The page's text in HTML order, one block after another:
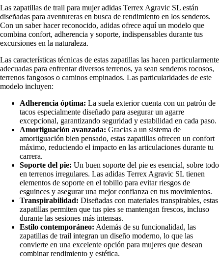
Las zapatillas de trail para mujer adidas Terrex Agravic SL están
diseñadas para aventureras en busca de rendimiento en los senderos.
Con un saber hacer reconocido, adidas ofrece aquí un modelo que
combina confort, adherencia y soporte, indispensables durante tus
excursiones en la naturaleza.
Las características técnicas de estas zapatillas las hacen particularmente
adecuadas para enfrentar diversos terrenos, ya sean senderos rocosos,
terrenos fangosos o caminos empinados. Las particularidades de este
modelo incluyen:
Adherencia óptima: La suela exterior cuenta con un patrón de
tacos especialmente diseñado para asegurar un agarre
excepcional, garantizando seguridad y estabilidad en cada paso.
Amortiguación avanzada: Gracias a un sistema de
amortiguación bien pensado, estas zapatillas ofrecen un confort
máximo, reduciendo el impacto en las articulaciones durante tu
carrera.
Soporte del pie: Un buen soporte del pie es esencial, sobre todo
en terrenos irregulares. Las adidas Terrex Agravic SL tienen
elementos de soporte en el tobillo para evitar riesgos de
esguinces y asegurar una mejor confianza en tus movimientos.
Transpirabilidad: Diseñadas con materiales transpirables, estas
zapatillas permiten que tus pies se mantengan frescos, incluso
durante las sesiones más intensas.
Estilo contemporáneo: Además de su funcionalidad, las
zapatillas de trail integran un diseño moderno, lo que las
convierte en una excelente opción para mujeres que desean
combinar rendimiento y estética.